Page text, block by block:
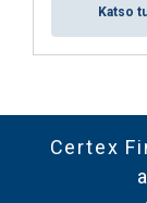
Katso
Certex